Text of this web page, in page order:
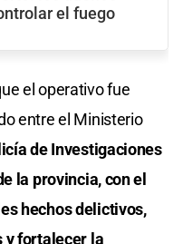
el fuego
el operativo fue
entre el Ministerio
de Investigaciones
la provincia, con el
hechos delictivos,
y fortalecer la